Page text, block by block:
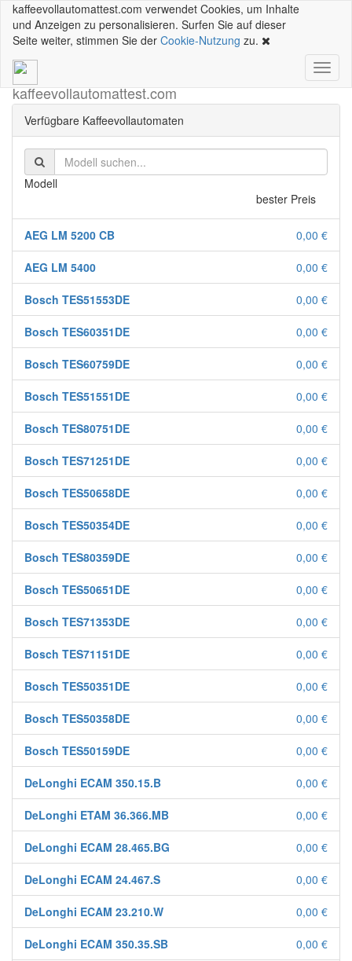
kaffeevollautomattest.com verwendet Cookies, um Inhalte
und Anzeigen zu personalisieren. Surfen Sie auf dieser
Seite weiter, stimmen Sie der Cookie-Nutzung zu.
kaffeevollautomattest.com
Verfügbare Kaffeevollautomaten
Modell
bester Preis
AEG LM 5200 CB 0,00 €
AEG LM 5400 0,00 €
Bosch TES51553DE 0,00 €
Bosch TES60351DE 0,00 €
Bosch TES60759DE 0,00 €
Bosch TES51551DE 0,00 €
Bosch TES80751DE 0,00 €
Bosch TES71251DE 0,00 €
Bosch TES50658DE 0,00 €
Bosch TES50354DE 0,00 €
Bosch TES80359DE 0,00 €
Bosch TES50651DE 0,00 €
Bosch TES71353DE 0,00 €
Bosch TES71151DE 0,00 €
Bosch TES50351DE 0,00 €
Bosch TES50358DE 0,00 €
Bosch TES50159DE 0,00 €
DeLonghi ECAM 350.15.B 0,00 €
DeLonghi ETAM 36.366.MB 0,00 €
DeLonghi ECAM 28.465.BG 0,00 €
DeLonghi ECAM 24.467.S 0,00 €
DeLonghi ECAM 23.210.W 0,00 €
DeLonghi ECAM 350.35.SB 0,00 €